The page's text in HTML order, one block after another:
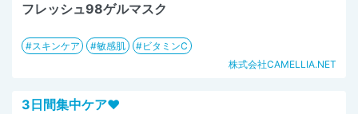
フレッシュ98ゲルマスク
スキンケア 敏感肌
ビタミンC
株式会社CAMELLIA.NET
3日間集中ケア❤️